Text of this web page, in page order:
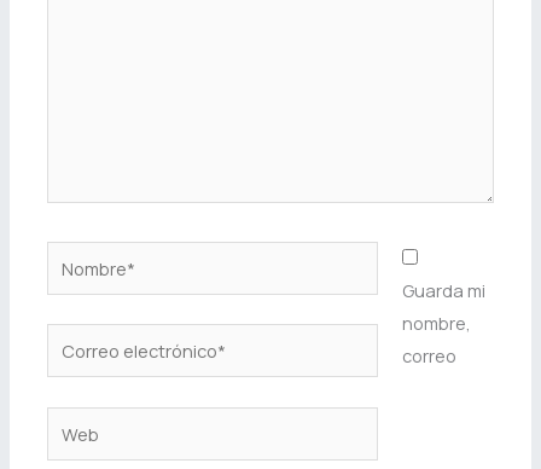
electrónico*
Guarda mi
nombre,
correo